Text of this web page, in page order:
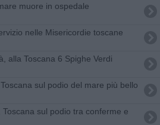
muore in ospedale
nelle Misericordie toscane
alla Toscana 6 Spighe Verdi
sul podio del mare più bello
Toscana sul podio tra conferme e